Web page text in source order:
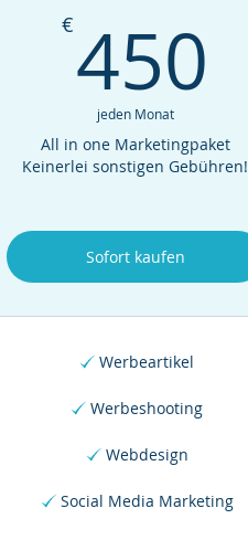
€450
jeden Monat
All in one Marketingpaket
Keinerlei sonstigen Gebühren!
Sofort kaufen
Werbeartikel
Werbeshooting
Webdesign
Social Media Marketing